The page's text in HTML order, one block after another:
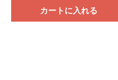
カートに入れる